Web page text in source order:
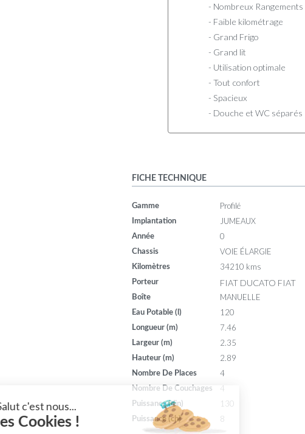
- Nombreux Rangements
- Faible kilométrage
- Grand Frigo
- Grand lit
- Utilisation optimale
- Tout confort
- Spacieux
- Douche et WC séparés
FICHE TECHNIQUE
Gamme Profilé
Implantation JUMEAUX
Année 0
Chassis VOIE ÉLARGIE
Kilomètres 34210 kms
Porteur FIAT DUCATO FIAT
Boîte MANUELLE
Eau Potable (l) 120
Longueur (m) 7.46
Largeur (m) 2.35
Hauteur (m) 2.89
Nombre De Places 4
Nombre De Couchages 4
Puissance (din) 130
Puissance (ch) 8
Salut c'est nous...
les Cookies !